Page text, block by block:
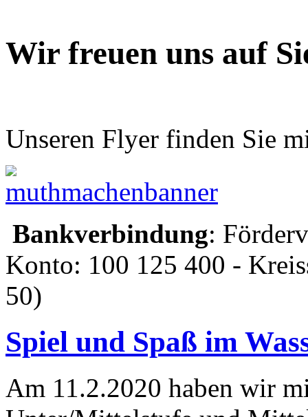
Wir freuen uns auf
Unseren Flyer finden Sie
Bankverbindung:
Konto: 100 125 400 -
50)
Spiel und Spaß im
Am 11.2.2020 haben wir